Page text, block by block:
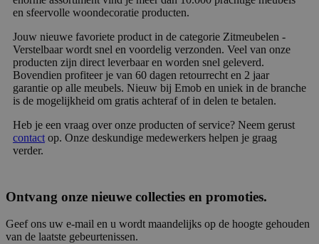
en sfeervolle woondecoratie producten.
Jouw nieuwe favoriete product in de categorie Zitmeubelen -
Verstelbaar wordt snel en voordelig verzonden. Veel van onze
producten zijn direct leverbaar en worden snel geleverd.
Bovendien profiteer je van 60 dagen retourrecht en 2 jaar
garantie op alle meubels. Nieuw bij Emob en uniek in de branche
is de mogelijkheid om gratis achteraf of in delen te betalen.
Heb je een vraag over onze producten of service? Neem gerust
contact op. Onze deskundige medewerkers helpen je graag
verder.
Ontvang onze nieuwe collecties en promoties.
Geef ons uw e-mail en u wordt maandelijks op de hoogte gehouden
van de laatste gebeurtenissen.